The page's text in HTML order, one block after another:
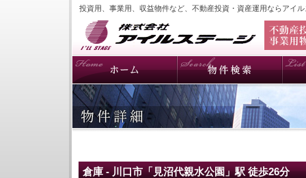
投資用、事業用、収益物件など、不動産投資・資産運用ならアイ
倉庫 - 川口市「見沼代親水公園」駅 徒歩26分